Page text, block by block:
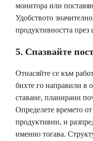
монитора или
Удобството
продуктивността през
5. Спазвайте
Отнасяйте се към
бихте го направили в
ставане, планирани
Определете времето
продуктивни, и
именно тогава.